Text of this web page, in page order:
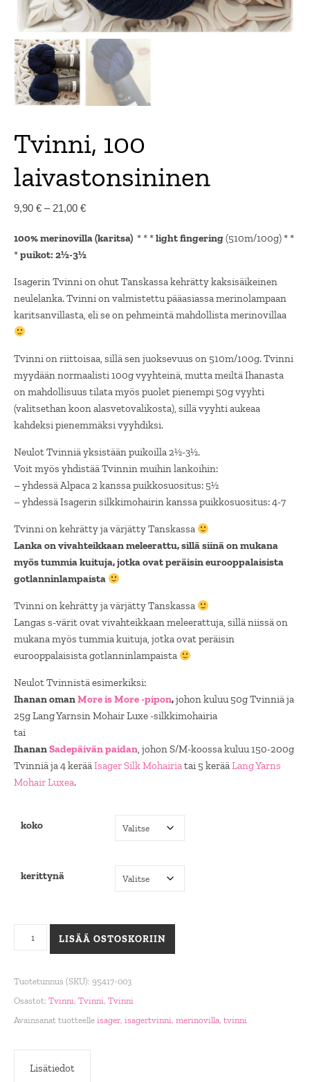
Tvinni, 100
laivastonsininen
9,90 € – 21,00 €Hintaluokka: 9,90 € - 21,00 €
100% merinovilla (karitsa) * * *light fingering(510m/100g) * *
*puikot: 2½-3½
Isagerin Tvinni on ohut Tanskassa kehrätty kaksisäikeinen
neulelanka. Tvinni on valmistettu pääasiassa merinolampaan
karitsanvillasta, eli se on pehmeintä mahdollista merinovillaa
Tvinni on riittoisaa, sillä sen juoksevuus on 510m/100g. Tvinni
myydään normaalisti 100g vyyhteinä, mutta meiltä Ihanasta
on mahdollisuus tilata myös puolet pienempi 50g vyyhti
(valitsethan koon alasvetovalikosta), sillä vyyhti aukeaa
kahdeksi pienemmäksi vyyhdiksi.
Neulot Tvinniä yksistään puikoilla 2½-3½.
Voit myös yhdistää Tvinnin muihin lankoihin:
– yhdessä Alpaca 2 kanssa puikkosuositus: 5½
– yhdessä Isagerin silkkimohairin kanssa puikkosuositus: 4-7
Tvinni on kehrätty ja värjätty Tanskassa
Lanka on vivahteikkaan meleerattu, sillä siinä on mukana
myös tummia kuituja, jotka ovat peräisin eurooppalaisista
gotlanninlampaista
Tvinni on kehrätty ja värjätty Tanskassa
Langas s-värit ovat vivahteikkaan meleerattuja, sillä niissä on
mukana myös tummia kuituja, jotka ovat peräisin
eurooppalaisista gotlanninlampaista
Neulot Tvinnistä esimerkiksi:
Ihanan omanMore is More -pipon,johon kuluu 50g Tvinniä ja
25g Lang Yarnsin Mohair Luxe -silkkimohairia
tai
IhananSadepäivän paidan, johon S/M-koossa kuluu 150-200g
Tvinniä ja 4 kerääIsager Silk Mohairiatai 5 kerääLang Yarns
Mohair Luxea.
koko
kerittynä
Tvinni, 100 laivastonsininen määrä
LISÄÄ OSTOSKORIIN
Tuotetunnus (SKU): 95417-003
Osastot: Tvinni, Tvinni, Tvinni
Avainsanat tuotteelle isager, isagertvinni, merinovilla, tvinni
Lisätiedot